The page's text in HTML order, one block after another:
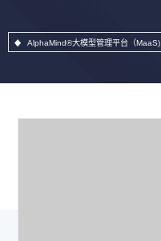
AlphaMind®大模型管理平台（MaaS)